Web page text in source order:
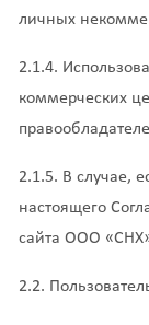
личных
2.1.4.
коммерческих
2.1.5. В случае,
настоящего
сайта ООО
2.2.